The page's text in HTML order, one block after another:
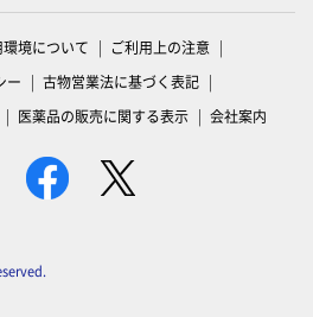
環境について
ご利用上の注意
ー
古物営業法に基づく表記
医薬品の販売に関する表示 会社案内